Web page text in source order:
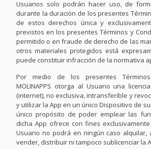
Usuarios solo podrán hacer uso, de
durante la duración de los presentes
de estos derechos única y
previstos en los presentes Términos y
permitido o en fraude de derecho de las
otros materiales protegidos está
puede constituir infracción de la normativa
Por medio de los presentes
MOLINAPPS otorga al Usuario una
(internet), no exclusiva, intransferible y
y utilizar la App en un único Dispositivo de
único propósito de poder emplear las
dicha App ofrece con fines
Usuario no podrá en ningún caso alquilar,
vender, distribuir ni tampoco sublicenciar la